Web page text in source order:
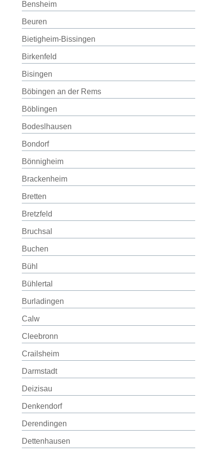
Bensheim
Beuren
Bietigheim-Bissingen
Birkenfeld
Bisingen
Böbingen an der Rems
Böblingen
Bodeslhausen
Bondorf
Bönnigheim
Brackenheim
Bretten
Bretzfeld
Bruchsal
Buchen
Bühl
Bühlertal
Burladingen
Calw
Cleebronn
Crailsheim
Darmstadt
Deizisau
Denkendorf
Derendingen
Dettenhausen